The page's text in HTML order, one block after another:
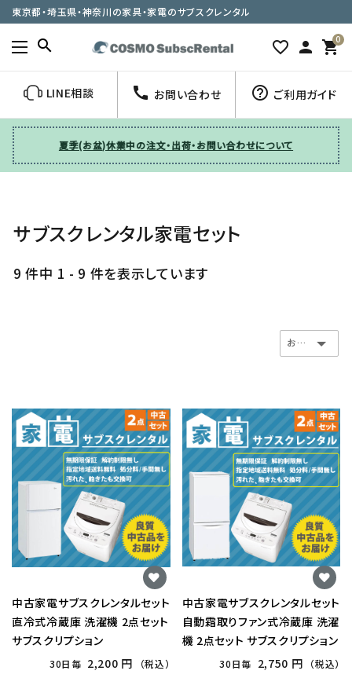
東京都・埼玉県・神奈川の家具・家電のサブスクレンタル
search favorite_border person 0
shopping_cart
LINE相談 call お問い合わせ help_outline ご利用ガイド
夏季(お盆)休業中の注文・出荷・お問い合わせについて
サブスクレンタル家電セット
9 件中 1 - 9 件を表示しています
中古家電サブスクレンタルセット
直冷式冷蔵庫 洗濯機 2点セット
サブスクリプション
30日毎 2,200 円 （税込）
中古家電サブスクレンタルセット
自動霜取りファン式冷蔵庫 洗濯
機 2点セット サブスクリプション
30日毎 2,750 円 （税込）